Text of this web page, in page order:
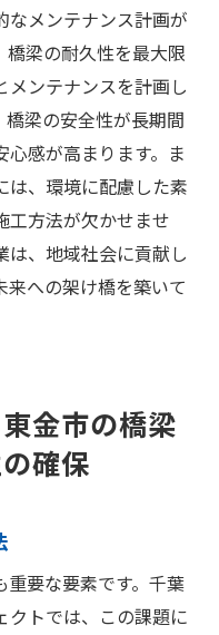
なメンテナンス計画が
梁の耐久性を最大限
メンテナンスを計画し
梁の安全性が長期間
感が高まります。ま
は、環境に配慮した素
工方法が欠かせませ
は、地域社会に貢献し
への架け橋を築いて
金市の橋梁
確保
要な要素です。千葉
クトでは、この課題に